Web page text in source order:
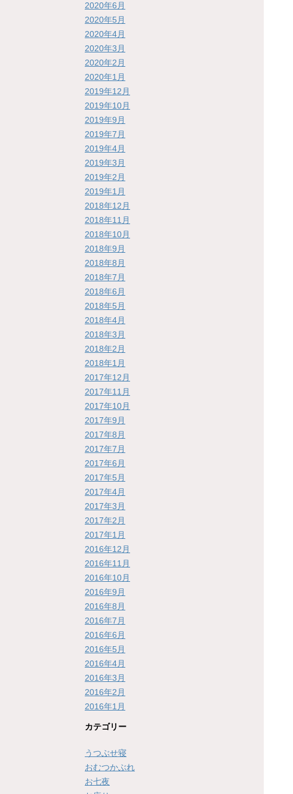
2020年6月
2020年5月
2020年4月
2020年3月
2020年2月
2020年1月
2019年12月
2019年10月
2019年9月
2019年7月
2019年4月
2019年3月
2019年2月
2019年1月
2018年12月
2018年11月
2018年10月
2018年9月
2018年8月
2018年7月
2018年6月
2018年5月
2018年4月
2018年3月
2018年2月
2018年1月
2017年12月
2017年11月
2017年10月
2017年9月
2017年8月
2017年7月
2017年6月
2017年5月
2017年4月
2017年3月
2017年2月
2017年1月
2016年12月
2016年11月
2016年10月
2016年9月
2016年8月
2016年7月
2016年6月
2016年5月
2016年4月
2016年3月
2016年2月
2016年1月
カテゴリー
うつぶせ寝
おむつかぶれ
お七夜